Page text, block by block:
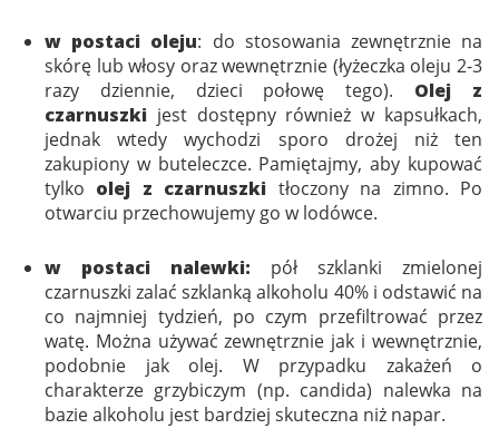
w postaci oleju: do stosowania zewnętrznie na
skórę lub włosy oraz wewnętrznie (łyżeczka oleju 2-3
razy dziennie, dzieci połowę tego). Olej z
czarnuszki jest dostępny również w kapsułkach,
jednak wtedy wychodzi sporo drożej niż ten
zakupiony w buteleczce. Pamiętajmy, aby kupować
tylko olej z czarnuszki tłoczony na zimno. Po
otwarciu przechowujemy go w lodówce.
w postaci nalewki: pół szklanki zmielonej
czarnuszki zalać szklanką alkoholu 40% i odstawić na
co najmniej tydzień, po czym przefiltrować przez
watę. Można używać zewnętrznie jak i wewnętrznie,
podobnie jak olej. W przypadku zakażeń o
charakterze grzybiczym (np. candida) nalewka na
bazie alkoholu jest bardziej skuteczna niż napar.